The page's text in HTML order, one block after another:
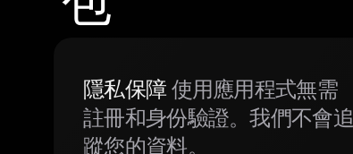
隱私保障使用應用程式無需
註冊和身份驗證。我們不會追
蹤您的資料。